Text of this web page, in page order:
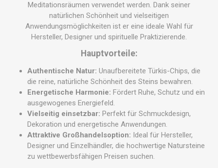
Meditationsräumen verwendet werden. Dank seiner
natürlichen Schönheit und vielseitigen
Anwendungsmöglichkeiten ist er eine ideale Wahl für
Hersteller, Designer und spirituelle Praktizierende.
Hauptvorteile:
Authentische Natur: Unaufbereitete Türkis-Chips, die
die reine, natürliche Schönheit des Steins bewahren.
Energetische Harmonie: Fördert Ruhe, Schutz und ein
ausgewogenes Energiefeld.
Vielseitig einsetzbar: Perfekt für Schmuckdesign,
Dekoration und energetische Anwendungen.
Attraktive Großhandelsoption: Ideal für Hersteller,
Designer und Einzelhändler, die hochwertige Natursteine
zu wettbewerbsfähigen Preisen suchen.